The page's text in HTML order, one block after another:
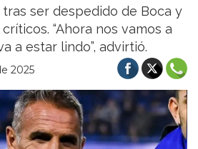
tras ser despedido de Boca y
“Ahora nos vamos a
a estar lindo”, advirtió.
2025